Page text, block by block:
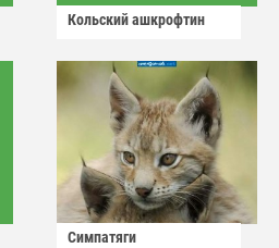
Кольский ашкрофтин
Симпатяги